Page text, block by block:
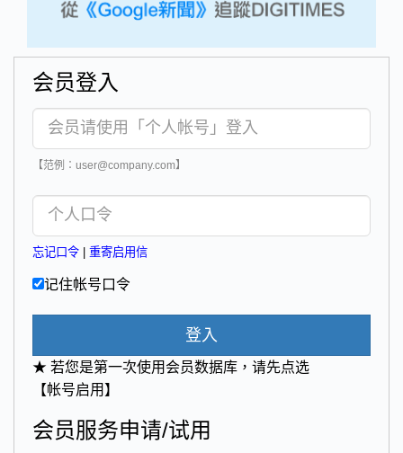
会员登入
【范例：user@company.com】
忘记口令 重寄启用信
记住帐号口令
登入
★ 若您是第一次使用会员数据库，请先点选
【帐号启用】
会员服务申请/试用